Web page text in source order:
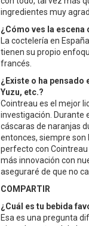
ingredientes muy
¿Cómo ves la escena
La coctelería en
tienen su propio
francés.
¿Existe o ha pensado
Yuzu, etc.?
Cointreau es el mejor
investigación. Durante
cáscaras de naranjas
entonces, siempre son
perfecto con
más innovación con
aseguraré de que no
COMPARTIR
¿Cuál es tu bebida
Esa es una pregunta